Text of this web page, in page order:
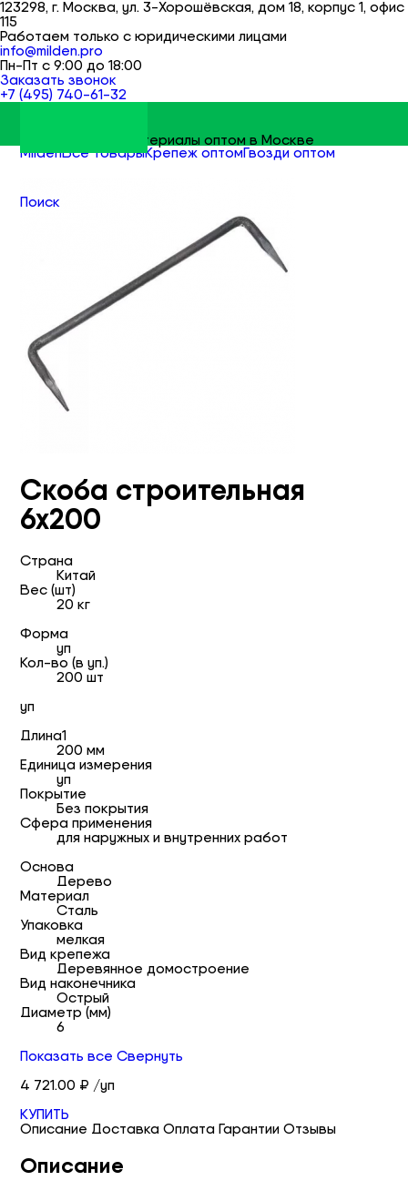
123298, г. Москва, ул. 3-Хорошёвская, дом 18, корпус 1, офис
115
Работаем только с юридическими лицами
info@milden.pro
Пн-Пт с 9:00 до 18:00
Заказать звонок
+7 (495) 740-61-32
Строительные материалы оптом в Москве
Поиск
MildenВсе товарыКрепеж оптомГвозди оптом
Скоба строительная
6х200
Страна
Китай
Вес (шт)
20 кг
Форма
уп
Кол-во (в уп.)
200 шт
уп
Длина1
200 мм
Единица измерения
уп
Покрытие
Без покрытия
Сфера применения
для наружных и внутренних работ
Основа
Дерево
Материал
Сталь
Упаковка
мелкая
Вид крепежа
Деревянное домостроение
Вид наконечника
Острый
Диаметр (мм)
6
Показать все Свернуть
4 721.00 ₽ /уп
КУПИТЬ
Описание Доставка Оплата Гарантии Отзывы
Описание